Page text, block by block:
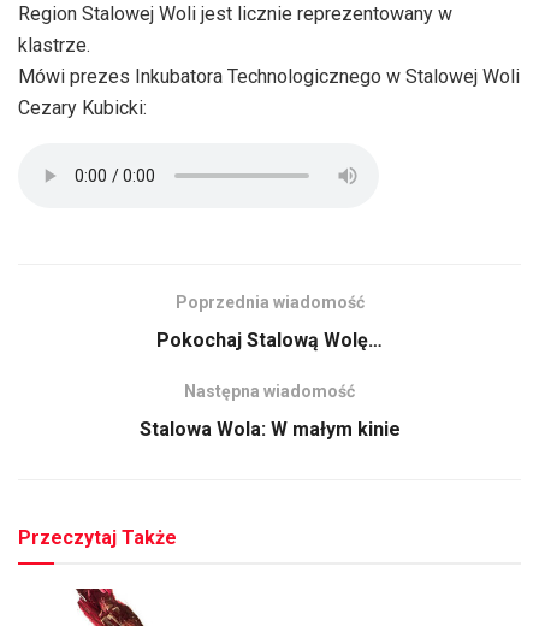
Region Stalowej Woli jest licznie reprezentowany w
klastrze.
Mówi prezes Inkubatora Technologicznego w Stalowej Woli
Cezary Kubicki:
Poprzednia wiadomość
Pokochaj Stalową Wolę…
Następna wiadomość
Stalowa Wola: W małym kinie
Przeczytaj Także